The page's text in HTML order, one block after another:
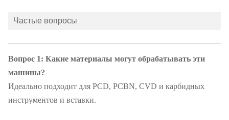
Частые вопросы
Вопрос 1: Какие материалы могут обрабатывать эти
машины?
Идеально подходит для PCD, PCBN, CVD и карбидных
инструментов и вставки.